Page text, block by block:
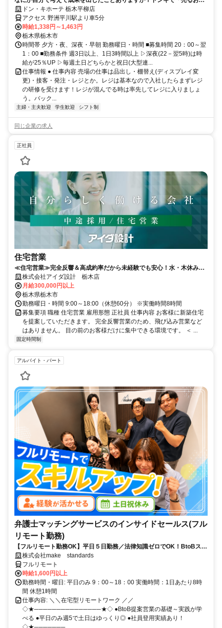
しろさ」感じてみよう
ドン・キホーテ 栃木平柳店
アクセス 野洲平川駅より車5分
時給1,338円～1,463円
栃木県栃木市
時間帯 夕方・夜、深夜・早朝 勤務曜日・時間 ■募集時間 20：00～翌
1：00 ■勤務条件 週3日以上、1日3時間以上 ▷深夜(22－翌5時)は時
給が25％UP ▷毎週土日どちらかと祝日(大型連...
仕事情報 ● 仕事内容 売場の仕事は品出し・棚替え(ディスプレイ変
更)・接客・発注・レジとか。レジは基本なので入社したらまずレジ
の研修を受けます！レジが混んでる時は率先してレジに入りましょ
う。バック...
主婦・主夫歓迎 学生歓迎 シフト制
同じ企業の求人
正社員
住宅営業
≪住宅営業≫完全反響＆高成約率だから未経験でも安心！水・木休み完
全週休2日制
株式会社アイダ設計 栃木店
月給300,000円以上
栃木県栃木市
勤務曜日・時間 9:00～18:00（休憩60分） ※実働時間8時間
募集要項 職種 住宅営業 雇用形態 正社員 仕事内容 お客様に新築住宅
を提案していただきます。 完全反響営業のため、飛び込み営業など
はありません。 目の前のお客様だけに集中できる環境です。 ＜ ...
固定時間制
アルバイト・パート
弁護士マッチングサービスのインサイドセールス(フル
リモート勤務)
【フルリモート勤務OK】平日５日勤務／法律知識ゼロでOK！BtoBスキ
ルが身につく営業職
株式会社make standards
フルリモート
時給1,600円以上
勤務時間・曜日: 平日のみ 9：00～18：00 実働時間：1日あたり8時
間 休憩1時間
仕事内容: ＼＼在宅型リモートワーク ／／
◇★───────────────★◇ ●BtoB提案営業の基礎～実践が学
べる ●平日のみ週5で土日はゆっくり◎ ●社員登用実績あり！